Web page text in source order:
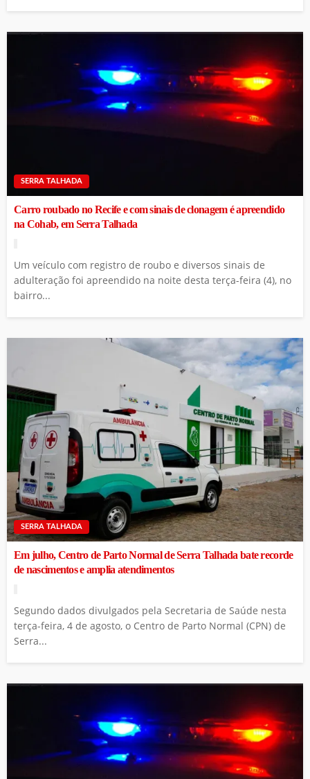
SERRA TALHADA
Carro roubado no Recife e com sinais de clonagem é apreendido
na Cohab, em Serra Talhada
Um veículo com registro de roubo e diversos sinais de
adulteração foi apreendido na noite desta terça-feira (4), no
bairro...
SERRA TALHADA
Em julho, Centro de Parto Normal de Serra Talhada bate recorde
de nascimentos e amplia atendimentos
Segundo dados divulgados pela Secretaria de Saúde nesta
terça-feira, 4 de agosto, o Centro de Parto Normal (CPN) de
Serra...